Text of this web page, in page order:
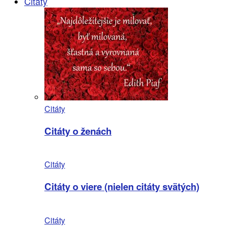
Citáty
Citáty o ženách
Citáty
Citáty o viere (nielen citáty svätých)
Citáty